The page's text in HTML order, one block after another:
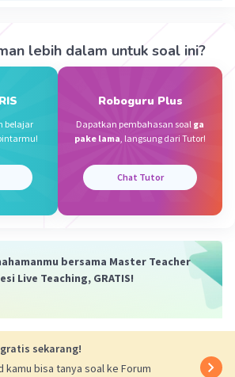
1
·0.0(0) Balas
lebih dalam untuk soal ini?
belajar
Roboguru Plus
Dapatkan pembahasan soal ga
pake lama, langsung dari Tutor!
Chat Tutor
bersama Master Teacher
Live Teaching, GRATIS!
sekarang!
kamu bisa tanya soal ke Forum